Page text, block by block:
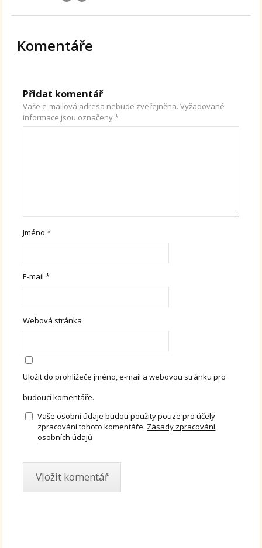
Komentáře
Přidat komentář
Vaše e-mailová adresa nebude zveřejněna. Vyžadované
informace jsou označeny*
Jméno*
E-mail*
Webová stránka
Uložit do prohlížeče jméno, e-mail a webovou stránku pro
budoucí komentáře.
Vaše osobní údaje budou použity pouze pro účely
zpracování tohoto komentáře. Zásady zpracování
osobních údajů